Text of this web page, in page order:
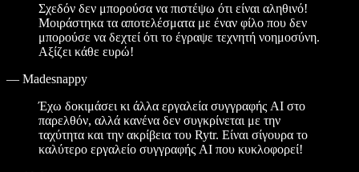
Σχεδόν δεν μπορούσα να πιστέψω ότι είναι αληθινό!
Μοιράστηκα τα αποτελέσματα με έναν φίλο που δεν
μπορούσε να δεχτεί ότι το έγραψε τεχνητή νοημοσύνη.
Αξίζει κάθε ευρώ!
— Madesnappy
Έχω δοκιμάσει κι άλλα εργαλεία συγγραφής AI στο
παρελθόν, αλλά κανένα δεν συγκρίνεται με την
ταχύτητα και την ακρίβεια του Rytr. Είναι σίγουρα το
καλύτερο εργαλείο συγγραφής AI που κυκλοφορεί!